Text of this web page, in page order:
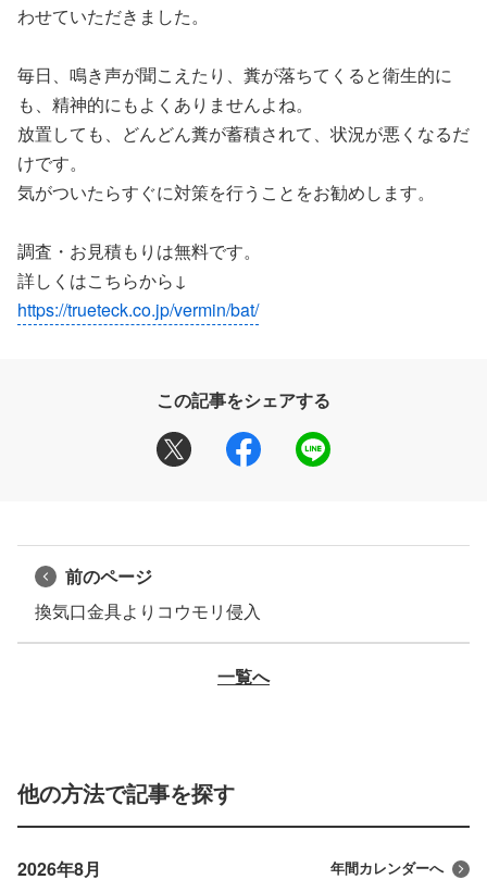
わせていただきました。
毎日、鳴き声が聞こえたり、糞が落ちてくると衛生的に
も、精神的にもよくありませんよね。
放置しても、どんどん糞が蓄積されて、状況が悪くなるだ
けです。
気がついたらすぐに対策を行うことをお勧めします。
調査・お見積もりは無料です。
詳しくはこちらから↓
https://trueteck.co.jp/vermin/bat/
この記事をシェアする
前のページ
換気口金具よりコウモリ侵入
一覧へ
他の方法で記事を探す
2026年8月 年間カレンダーへ